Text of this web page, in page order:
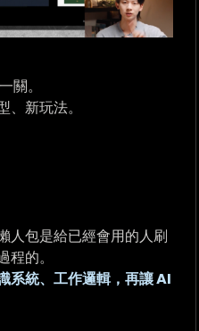
關。
新玩法。
人包是給已經會用的人刷
的。
系統、工作邏輯，再讓 AI